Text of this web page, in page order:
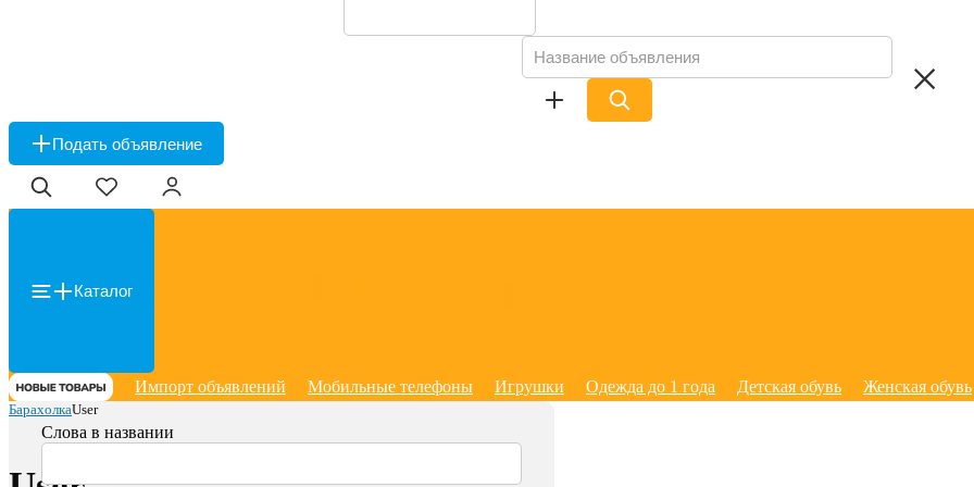
Подать объявление
Каталог
Импорт объявлений Мобильные телефоны Игрушки Одежда до 1 года Детская обувь Женская обувь
БарахолкаUser
Слова в названии